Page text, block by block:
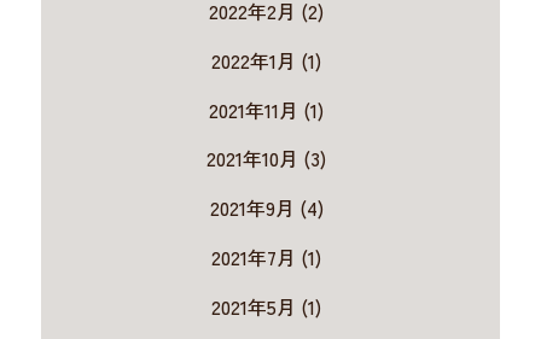
2022年2月 (2)
2022年1月 (1)
2021年11月 (1)
2021年10月 (3)
2021年9月 (4)
2021年7月 (1)
2021年5月 (1)